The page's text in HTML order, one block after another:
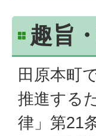
趣旨
田原本町
推進する
律」第21